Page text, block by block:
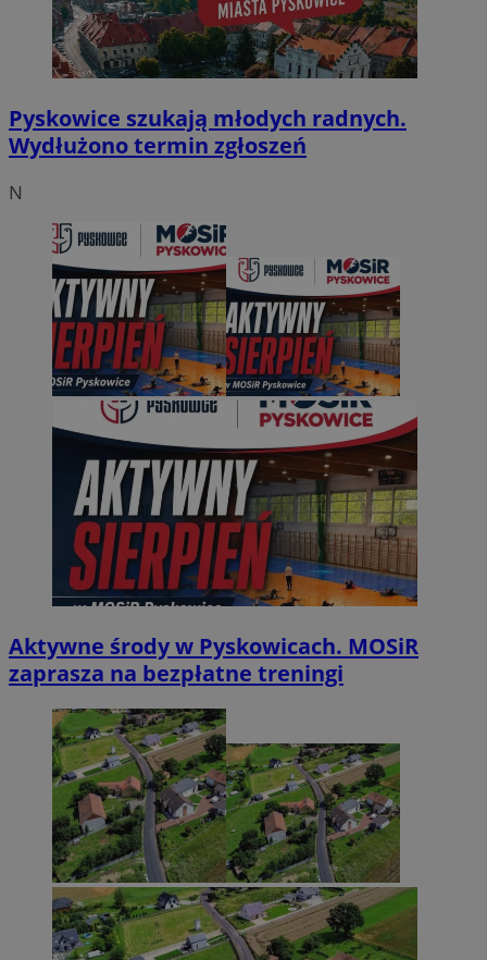
Pyskowice szukają młodych radnych.
Wydłużono termin zgłoszeń
N
Aktywne środy w Pyskowicach. MOSiR
zaprasza na bezpłatne treningi